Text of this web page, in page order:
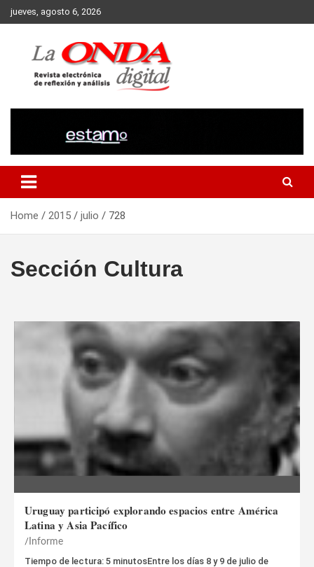
Skip
to
jueves, agosto 6, 2026
Home 2015 julio 728
Uruguay participó explorando espacios entre América
Latina y Asia Pacífico
Informe
Tiempo de lectura: 5 minutosEntre los días 8 y 9 de julio de